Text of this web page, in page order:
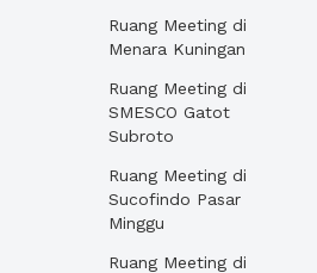
Ruang Meeting di
Menara Kuningan
Ruang Meeting di
SMESCO Gatot
Subroto
Ruang Meeting di
Sucofindo Pasar
Minggu
Ruang Meeting di